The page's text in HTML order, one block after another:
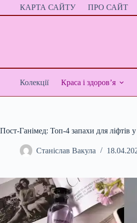
ПерейтиКАРТА САЙТУ ПРО САЙТ
Колекції Краса і здоров’я
Пост-Ганімед: Топ-4 запахи для ліфтів
Станіслав Вакула